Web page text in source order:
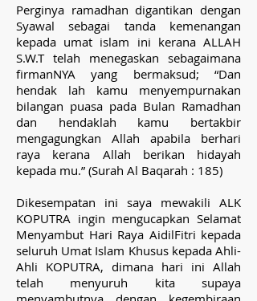
Perginya ramadhan digantikan dengan
Syawal sebagai tanda kemenangan
kepada umat islam ini kerana ALLAH
S.W.T telah menegaskan sebagaimana
firmanNYA yang bermaksud; “Dan
hendak lah kamu menyempurnakan
bilangan puasa pada Bulan Ramadhan
dan hendaklah kamu bertakbir
mengagungkan Allah apabila berhari
raya kerana Allah berikan hidayah
kepada mu.” (Surah Al Baqarah : 185)
Dikesempatan ini saya mewakili ALK
KOPUTRA ingin mengucapkan Selamat
Menyambut Hari Raya AidilFitri kepada
seluruh Umat Islam Khusus kepada Ahli-
Ahli KOPUTRA, dimana hari ini Allah
telah menyuruh kita supaya